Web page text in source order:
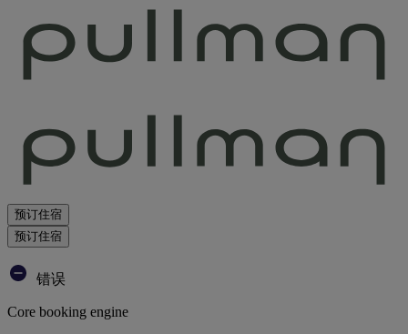
预订住宿
预订住宿
错误
Core booking engine